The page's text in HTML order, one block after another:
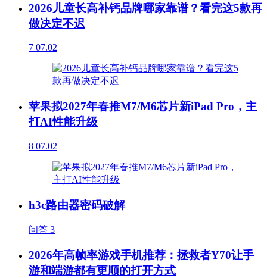
2026儿童长高补钙品牌哪家靠谱？看完这5款再
做决定不迟
7 07.02
苹果拟2027年春推M7/M6芯片新iPad Pro，主
打AI性能升级
8 07.02
h3c路由器密码破解
问答 3
2026年高帧率游戏手机推荐：拯救者Y70让手
游和端游都有更顺的打开方式